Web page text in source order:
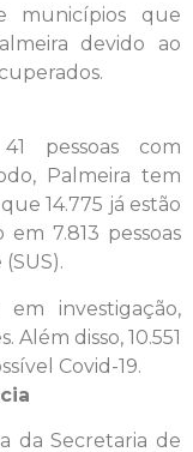
municípios que
devido ao
pessoas com
Palmeira tem
14.775 já estão
7.813 pessoas
investigação,
disso, 10.551
Covid-19.
da Secretaria de